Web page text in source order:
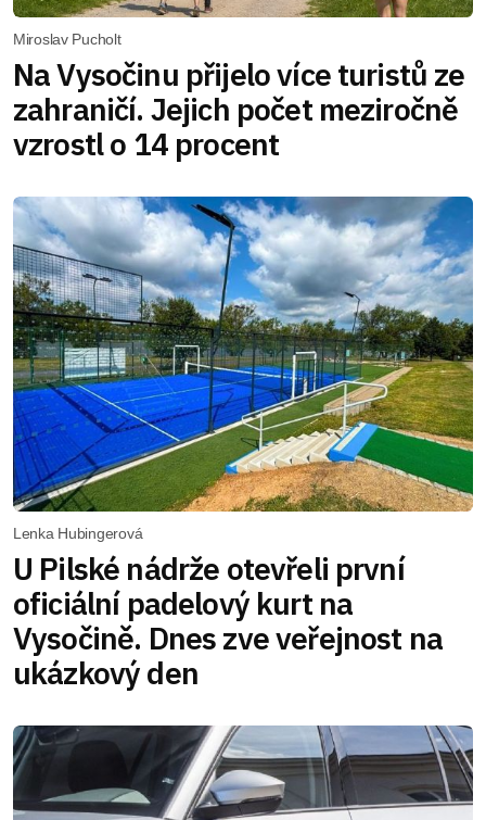
Miroslav Pucholt
Na Vysočinu přijelo více turistů ze
zahraničí. Jejich počet meziročně
vzrostl o 14 procent
Lenka Hubingerová
U Pilské nádrže otevřeli první
oficiální padelový kurt na
Vysočině. Dnes zve veřejnost na
ukázkový den